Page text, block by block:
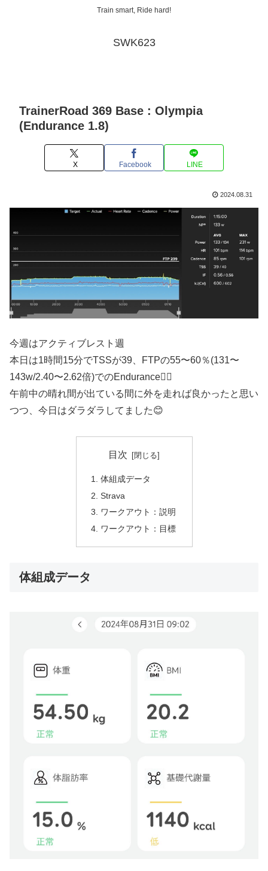
Train smart, Ride hard!
SWK623
TrainerRoad 369 Base : Olympia
(Endurance 1.8)
X Facebook LINE
2024.08.31
今週はアクティブレスト週
本日は1時間15分でTSSが39、FTPの55〜60％(131〜
143w/2.40〜2.62倍)でのEndurance🚴‍♂️
午前中の晴れ間が出ている間に外を走れば良かったと思い
つつ、今日はダラダラしてました😊
目次
体組成データ
Strava
ワークアウト：説明
ワークアウト：目標
体組成データ